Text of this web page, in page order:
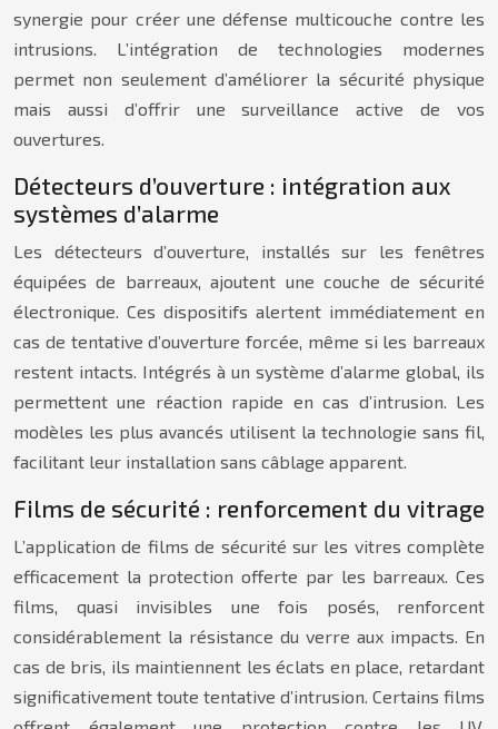
synergie pour créer une défense multicouche contre les
intrusions. L’intégration de technologies modernes
permet non seulement d’améliorer la sécurité physique
mais aussi d’offrir une surveillance active de vos
ouvertures.
Détecteurs d’ouverture : intégration aux
systèmes d’alarme
Les détecteurs d’ouverture, installés sur les fenêtres
équipées de barreaux, ajoutent une couche de sécurité
électronique. Ces dispositifs alertent immédiatement en
cas de tentative d’ouverture forcée, même si les barreaux
restent intacts. Intégrés à un système d’alarme global, ils
permettent une réaction rapide en cas d’intrusion. Les
modèles les plus avancés utilisent la technologie sans fil,
facilitant leur installation sans câblage apparent.
Films de sécurité : renforcement du vitrage
L’application de films de sécurité sur les vitres complète
efficacement la protection offerte par les barreaux. Ces
films, quasi invisibles une fois posés, renforcent
considérablement la résistance du verre aux impacts. En
cas de bris, ils maintiennent les éclats en place, retardant
significativement toute tentative d’intrusion. Certains films